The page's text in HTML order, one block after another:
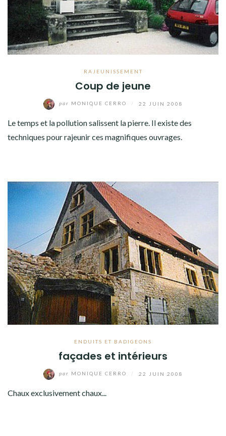
RAJEUNISSEMENT
Coup de jeune
par MONIQUE CERRO 22 JUIN 2008
Le temps et la pollution salissent la pierre. Il existe des
techniques pour rajeunir ces magnifiques ouvrages.
ENDUITS ET BADIGEONS
façades et intérieurs
par MONIQUE CERRO 22 JUIN 2008
Chaux exclusivement chaux...